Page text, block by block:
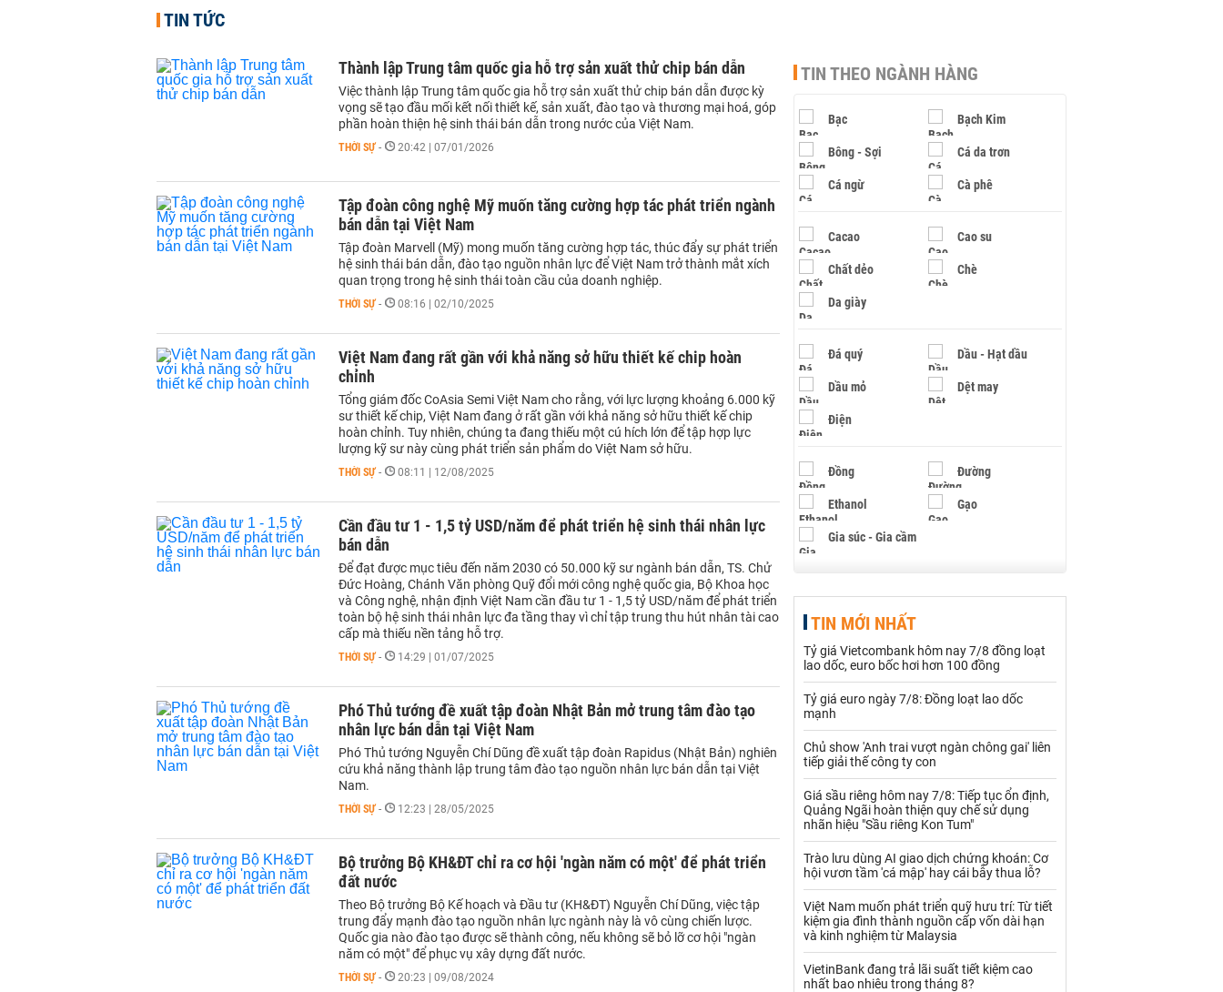
TIN TỨC
Thành lập Trung tâm quốc gia hỗ trợ sản xuất thử chip bán dẫn
Việc thành lập Trung tâm quốc gia hỗ trợ sản xuất thử chip bán dẫn được kỳ
vọng sẽ tạo đầu mối kết nối thiết kế, sản xuất, đào tạo và thương mại hoá, góp
phần hoàn thiện hệ sinh thái bán dẫn trong nước của Việt Nam.
THỜI SỰ - 20:42 | 07/01/2026
Tập đoàn công nghệ Mỹ muốn tăng cường hợp tác phát triển ngành
bán dẫn tại Việt Nam
Tập đoàn Marvell (Mỹ) mong muốn tăng cường hợp tác, thúc đẩy sự phát triển
hệ sinh thái bán dẫn, đào tạo nguồn nhân lực để Việt Nam trở thành mắt xích
quan trọng trong hệ sinh thái toàn cầu của doanh nghiệp.
THỜI SỰ - 08:16 | 02/10/2025
Việt Nam đang rất gần với khả năng sở hữu thiết kế chip hoàn
chỉnh
Tổng giám đốc CoAsia Semi Việt Nam cho rằng, với lực lượng khoảng 6.000 kỹ
sư thiết kế chip, Việt Nam đang ở rất gần với khả năng sở hữu thiết kế chip
hoàn chỉnh. Tuy nhiên, chúng ta đang thiếu một cú hích lớn để tập hợp lực
lượng kỹ sư này cùng phát triển sản phẩm do Việt Nam sở hữu.
THỜI SỰ - 08:11 | 12/08/2025
Cần đầu tư 1 - 1,5 tỷ USD/năm để phát triển hệ sinh thái nhân lực
bán dẫn
Để đạt được mục tiêu đến năm 2030 có 50.000 kỹ sư ngành bán dẫn, TS. Chử
Đức Hoàng, Chánh Văn phòng Quỹ đổi mới công nghệ quốc gia, Bộ Khoa học
và Công nghệ, nhận định Việt Nam cần đầu tư 1 - 1,5 tỷ USD/năm để phát triển
toàn bộ hệ sinh thái nhân lực đa tầng thay vì chỉ tập trung thu hút nhân tài cao
cấp mà thiếu nền tảng hỗ trợ.
THỜI SỰ - 14:29 | 01/07/2025
Phó Thủ tướng đề xuất tập đoàn Nhật Bản mở trung tâm đào tạo
nhân lực bán dẫn tại Việt Nam
Phó Thủ tướng Nguyễn Chí Dũng đề xuất tập đoàn Rapidus (Nhật Bản) nghiên
cứu khả năng thành lập trung tâm đào tạo nguồn nhân lực bán dẫn tại Việt
Nam.
THỜI SỰ - 12:23 | 28/05/2025
Bộ trưởng Bộ KH&ĐT chỉ ra cơ hội 'ngàn năm có một' để phát triển
đất nước
Theo Bộ trưởng Bộ Kế hoạch và Đầu tư (KH&ĐT) Nguyễn Chí Dũng, việc tập
trung đẩy mạnh đào tạo nguồn nhân lực ngành này là vô cùng chiến lược.
Quốc gia nào đào tạo được sẽ thành công, nếu không sẽ bỏ lỡ cơ hội "ngàn
năm có một" để phục vụ xây dựng đất nước.
THỜI SỰ - 20:23 | 09/08/2024
TIN THEO NGÀNH HÀNG
Bạc Bạch Kim
Bông - Sợi Cá da trơn
Cá ngừ Cà phê
Cacao Cao su
Chất dẻo Chè
Da giày
Đá quý Dầu - Hạt dầu
Dầu mỏ Dệt may
Điện
Đồng Đường
Ethanol Gạo
Gia súc - Gia cầm
Hạt điều
Khí đốt
Kim loại khác Mắc ca
Muối Ngũ cốc
Nhựa - Hạt nhựa
Palladium Phân bón
Rau - Củ -Quả Sắt thép
Sữa
Than
Thủy hải sản khác Tôm
TIN MỚI NHẤT
Tỷ giá Vietcombank hôm nay 7/8 đồng loạt
lao dốc, euro bốc hơi hơn 100 đồng
Tỷ giá euro ngày 7/8: Đồng loạt lao dốc
mạnh
Chủ show 'Anh trai vượt ngàn chông gai' liên
tiếp giải thế công ty con
Giá sầu riêng hôm nay 7/8: Tiếp tục ổn định,
Quảng Ngãi hoàn thiện quy chế sử dụng
nhãn hiệu "Sầu riêng Kon Tum"
Trào lưu dùng AI giao dịch chứng khoán: Cơ
hội vươn tầm 'cá mập' hay cái bẫy thua lỗ?
Việt Nam muốn phát triển quỹ hưu trí: Từ tiết
kiệm gia đình thành nguồn cấp vốn dài hạn
và kinh nghiệm từ Malaysia
VietinBank đang trả lãi suất tiết kiệm cao
nhất bao nhiêu trong tháng 8?